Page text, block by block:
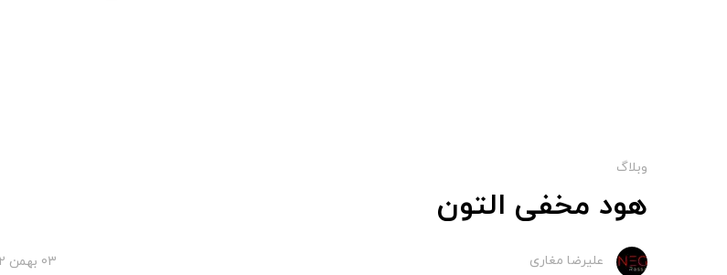
وبلاگ
هود مخفی التون
علیرضا مغاری 03 بهمن 1402